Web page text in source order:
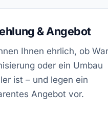
& Angebot
Ihnen ehrlich, ob
oder ein Umbau
ist – und legen ein
Angebot vor.